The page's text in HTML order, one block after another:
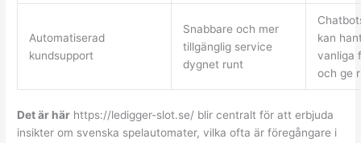
Automatiserad
kundsupport
Snabbare och mer
tillgänglig service
dygnet runt
kan
vanliga
och ge
Det är här https://ledigger-slot.se/ blir centralt för att erbjuda
insikter om svenska spelautomater, vilka ofta är föregångare i